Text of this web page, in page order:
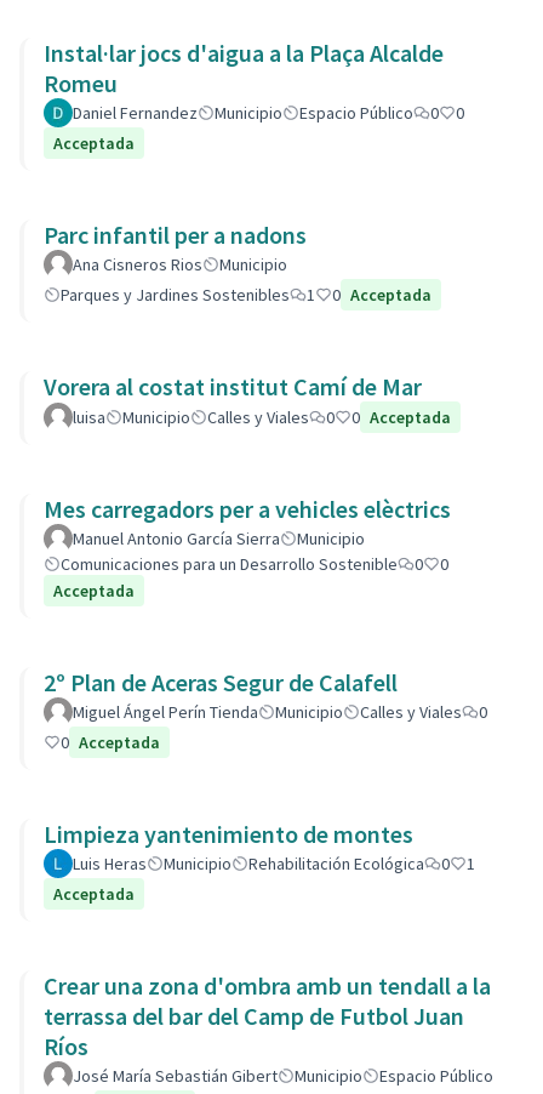
Instal·lar jocs d'aigua a la Plaça Alcalde
Romeu
Daniel Fernandez Municipio Espacio Público 0
0
Acceptada
Parc infantil per a nadons
Ana Cisneros Rios
Municipio
Parques y Jardines Sostenibles
1 0 Acceptada
Vorera al costat institut Camí de Mar
luisa Municipio Calles y Viales 0 0 Acceptada
Mes carregadors per a vehicles elèctrics
Manuel Antonio García Sierra
Municipio
Comunicaciones para un Desarrollo Sostenible
0
0
Acceptada
2º Plan de Aceras Segur de Calafell
Miguel Ángel Perín Tienda Municipio Calles y Viales
0
0 Acceptada
Limpieza yantenimiento de montes
Luis Heras Municipio Rehabilitación Ecológica 0
1
Acceptada
Crear una zona d'ombra amb un tendall a la
terrassa del bar del Camp de Futbol Juan
Ríos
José María Sebastián Gibert Municipio
Espacio Público